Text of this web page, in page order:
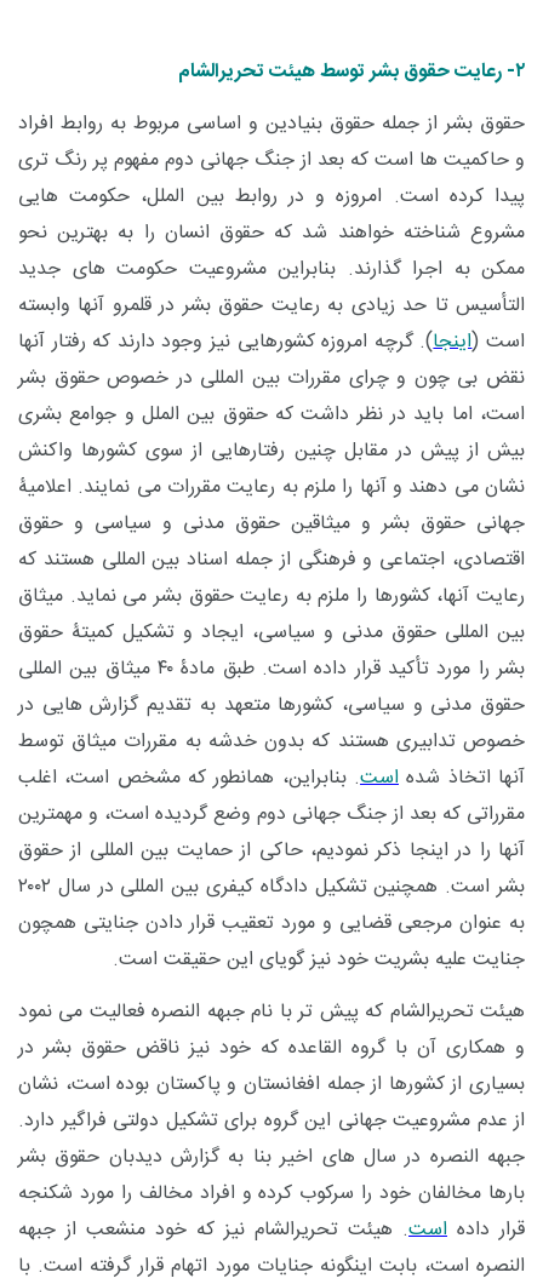
۲- رعایت حقوق بشر توسط هیئت تحریرالشام
حقوق بشر از جمله حقوق بنیادین و اساسی مربوط به روابط افراد
و حاکمیت ها است که بعد از جنگ جهانی دوم مفهوم پر رنگ تری
پیدا کرده است. امروزه و در روابط بین الملل، حکومت هایی
مشروع شناخته خواهند شد که حقوق انسان را به بهترین نحو
ممکن به اجرا گذارند. بنابراین مشروعیت حکومت های جدید
التأسیس تا حد زیادی به رعایت حقوق بشر در قلمرو آنها وابسته
است (اینجا). گرچه امروزه کشورهایی نیز وجود دارند که رفتار آنها
نقض بی چون و چرای مقررات بین المللی در خصوص حقوق بشر
است، اما باید در نظر داشت که حقوق بین الملل و جوامع بشری
بیش از پیش در مقابل چنین رفتارهایی از سوی کشورها واکنش
نشان می دهند و آنها را ملزم به رعایت مقررات می نمایند. اعلامیۀ
جهانی حقوق بشر و میثاقین حقوق مدنی و سیاسی و حقوق
اقتصادی، اجتماعی و فرهنگی از جمله اسناد بین المللی هستند که
رعایت آنها، کشورها را ملزم به رعایت حقوق بشر می نماید. میثاق
بین المللی حقوق مدنی و سیاسی، ایجاد و تشکیل کمیتۀ حقوق
بشر را مورد تأکید قرار داده است. طبق مادۀ ۴۰ میثاق بین المللی
حقوق مدنی و سیاسی، کشورها متعهد به تقدیم گزارش هایی در
خصوص تدابیری هستند که بدون خدشه به مقررات میثاق توسط
آنها اتخاذ شده است. بنابراین، همانطور که مشخص است، اغلب
مقرراتی که بعد از جنگ جهانی دوم وضع گردیده است، و مهمترین
آنها را در اینجا ذکر نمودیم، حاکی از حمایت بین المللی از حقوق
بشر است. همچنین تشکیل دادگاه کیفری بین المللی در سال ۲۰۰۲
به عنوان مرجعی قضایی و مورد تعقیب قرار دادن جنایتی همچون
جنایت علیه بشریت خود نیز گویای این حقیقت است.
هیئت تحریرالشام که پیش تر با نام جبهه النصره فعالیت می نمود
و همکاری آن با گروه القاعده که خود نیز ناقض حقوق بشر در
بسیاری از کشورها از جمله افغانستان و پاکستان بوده است، نشان
از عدم مشروعیت جهانی این گروه برای تشکیل دولتی فراگیر دارد.
جبهه النصره در سال های اخیر بنا به گزارش دیدبان حقوق بشر
بارها مخالفان خود را سرکوب کرده و افراد مخالف را مورد شکنجه
قرار داده است. هیئت تحریرالشام نیز که خود منشعب از جبهه
النصره است، بابت اینگونه جنایات مورد اتهام قرار گرفته است. با